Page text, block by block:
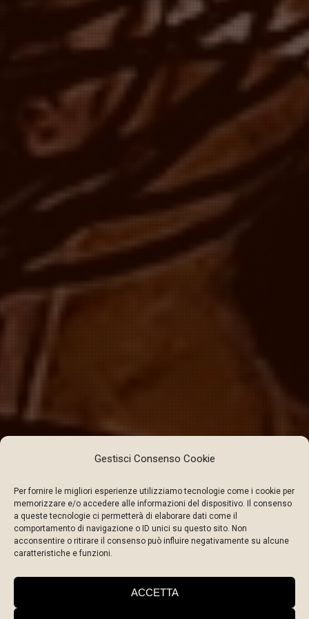
Gestisci Consenso Cookie
Per fornire le migliori esperienze utilizziamo tecnologie come i cookie per
memorizzare e/o accedere alle informazioni del dispositivo. Il consenso
a queste tecnologie ci permetterà di elaborare dati come il
comportamento di navigazione o ID unici su questo sito. Non
acconsentire o ritirare il consenso può influire negativamente su alcune
caratteristiche e funzioni.
ACCETTA